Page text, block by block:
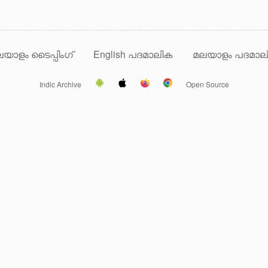
ടൈപ്പിംഗ് English പദമാലിക മലയാളം
Indic Archive Open Source